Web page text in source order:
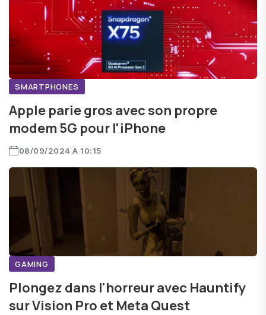
SMARTPHONES
Apple parie gros avec son propre
modem 5G pour l'iPhone
08/09/2024 À 10:15
GAMING
Plongez dans l'horreur avec Hauntify
sur Vision Pro et Meta Quest